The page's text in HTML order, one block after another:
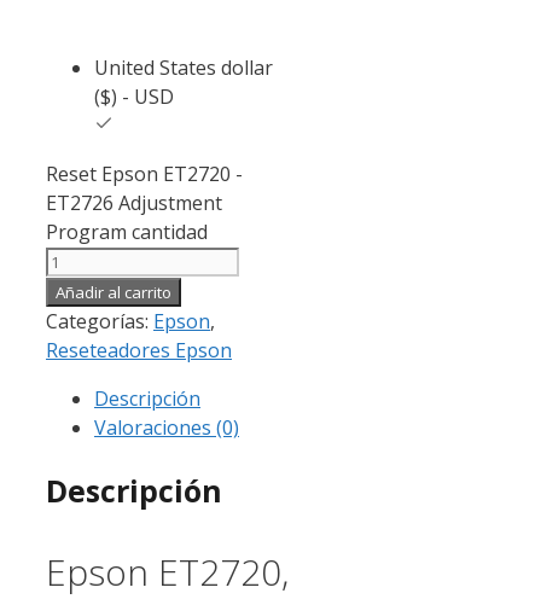
United States dollar
($) - USD
Reset Epson ET2720 -
ET2726 Adjustment
Program cantidad
Añadir al carrito
Categorías: Epson,
Reseteadores Epson
Descripción
Valoraciones (0)
Descripción
Epson ET2720,